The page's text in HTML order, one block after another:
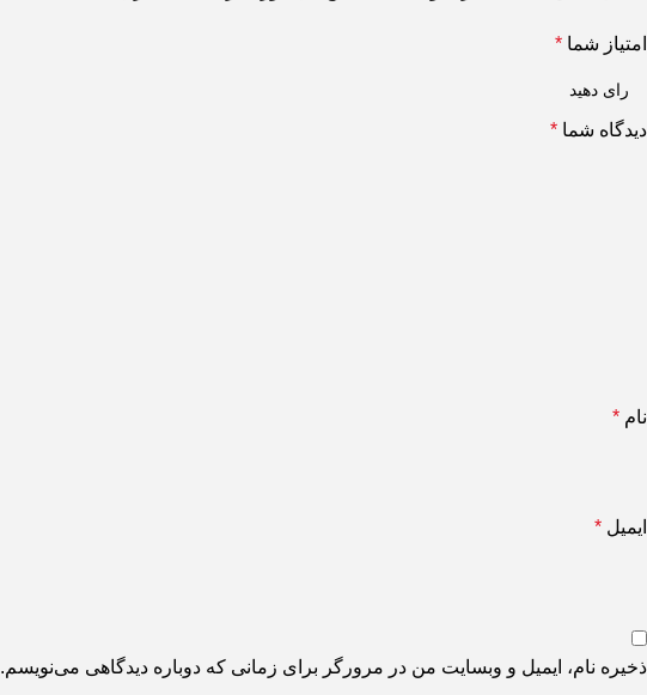
امتیاز شما *
دیدگاه شما *
نام *
ایمیل *
ذخیره نام، ایمیل و وبسایت من در مرورگر برای زمانی که دوباره دیدگاهی می‌نویسم.